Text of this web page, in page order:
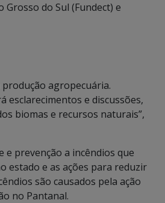
do Sul (Fundect) e
agropecuária.
esclarecimentos e discussões,
biomas e recursos naturais”,
prevenção a incêndios que
estado e as ações para reduzir
são causados pela ação
no Pantanal.